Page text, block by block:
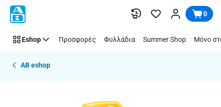
Παράλειψη 0
Eshop Προσφορές Φυλλάδια Summer Shop Μόνο
AB eshop